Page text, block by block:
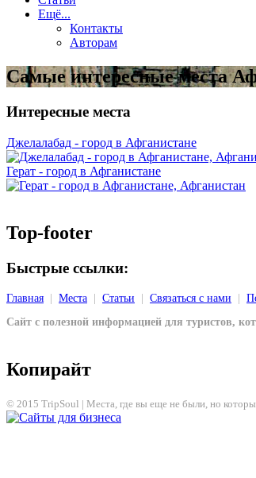
Ещё...
Контакты
Авторам
Самые интересные места
Интересные места
Джелалабад - город в Афганистане
Герат - город в Афганистане
Top-footer
Быстрые ссылки:
Главная Места Статьи Связаться с нами
Сайт с полезной информацией для туристов,
Копирайт
© 2015 TripSoul | Места, где вы еще не были, но